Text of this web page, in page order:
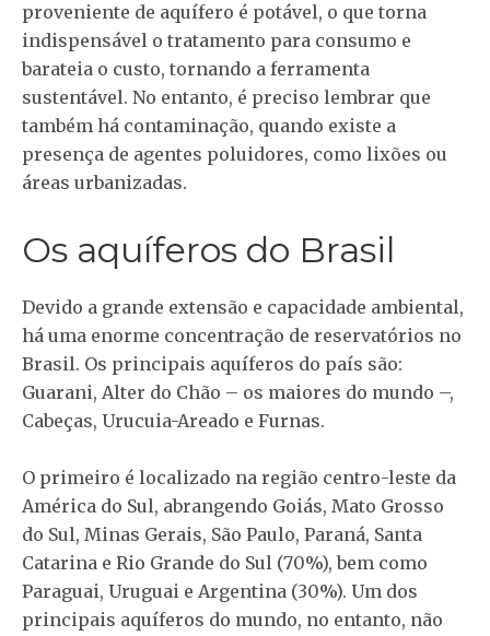
proveniente de aquífero é potável, o que torna
indispensável o tratamento para consumo e
barateia o custo, tornando a ferramenta
sustentável. No entanto, é preciso lembrar que
também há contaminação, quando existe a
presença de agentes poluidores, como lixões ou
áreas urbanizadas.
Os aquíferos do Brasil
Devido a grande extensão e capacidade ambiental,
há uma enorme concentração de reservatórios no
Brasil. Os principais aquíferos do país são:
Guarani, Alter do Chão – os maiores do mundo –,
Cabeças, Urucuia-Areado e Furnas.
O primeiro é localizado na região centro-leste da
América do Sul, abrangendo Goiás, Mato Grosso
do Sul, Minas Gerais, São Paulo, Paraná, Santa
Catarina e Rio Grande do Sul (70%), bem como
Paraguai, Uruguai e Argentina (30%). Um dos
principais aquíferos do mundo, no entanto, não